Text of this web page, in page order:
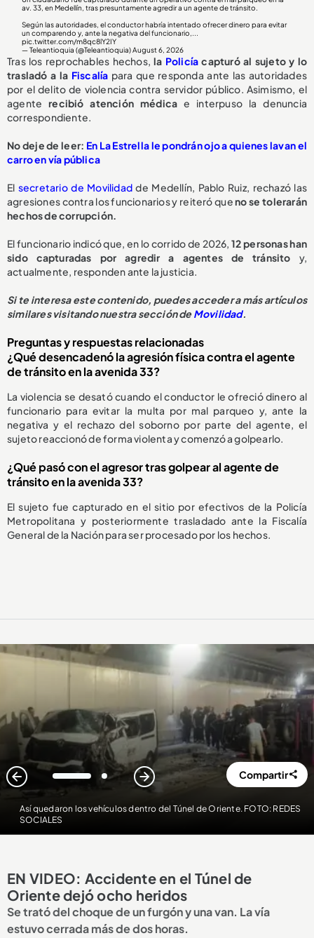
av. 33, en Medellín, tras presuntamente agredir a un agente de tránsito.
Según las autoridades, el conductor habría intentado ofrecer dinero para evitar
un comparendo y, ante la negativa del funcionario,...
pic.twitter.com/m8qc8lY2IY
— Teleantioquia (@Teleantioquia)August 6, 2026
Tras los reprochables hechos,la Policía capturó al sujeto y lo
trasladó a la Fiscalía para que responda ante las autoridades
por el delito de violencia contra servidor público. Asimismo, el
agenterecibió atención médica e interpuso la denuncia
correspondiente.
No deje de leer: En La Estrella le pondrán ojo a quienes lavan el
carro en vía pública
El secretario de Movilidad de Medellín, Pablo Ruiz, rechazó las
agresiones contra los funcionarios y reiteró queno se tolerarán
hechos de corrupción.
El funcionario indicó que, en lo corrido de 2026,12 personas han
sido capturadas por agredir a agentes de tránsito y,
actualmente, responden ante la justicia.
Si te interesa este contenido, puedes acceder a más artículos
similares visitando nuestra sección deMovilidad.
Preguntas y respuestas relacionadas
¿Qué desencadenó la agresión física contra el agente
de tránsito en la avenida 33?
La violencia se desató cuando el conductor le ofreció dinero al
funcionario para evitar la multa por mal parqueo y, ante la
negativa y el rechazo del soborno por parte del agente, el
sujeto reaccionó de forma violenta y comenzó a golpearlo.
¿Qué pasó con el agresor tras golpear al agente de
tránsito en la avenida 33?
El sujeto fue capturado en el sitio por efectivos de la Policía
Metropolitana y posteriormente trasladado ante la Fiscalía
General de la Nación para ser procesado por los hechos.
Así quedaron los vehículos dentro del Túnel de Oriente. FOTO: REDES
SOCIALES
1 2 Compartir
EN VIDEO: Accidente en el Túnel de
Oriente dejó ocho heridos
Se trató del choque de un furgón y una van. La vía
estuvo cerrada más de dos horas.